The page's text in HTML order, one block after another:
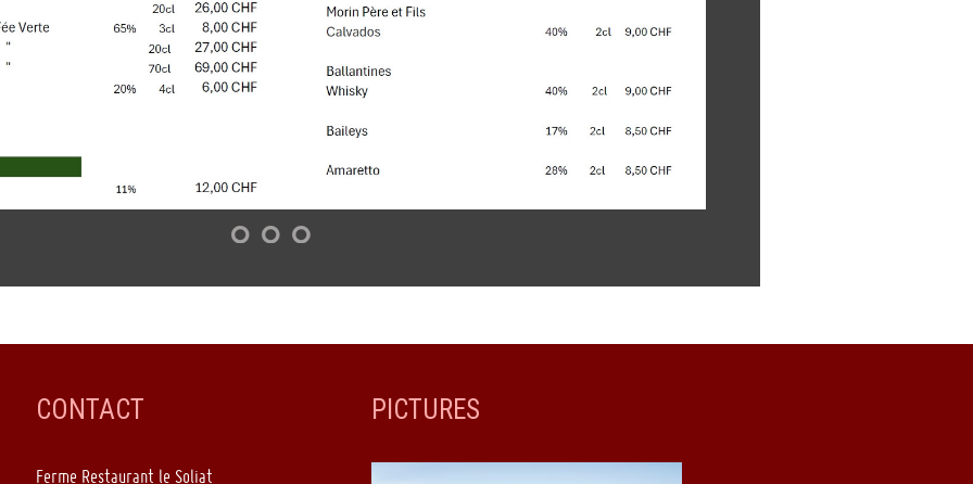
CONTACT
Ferme Restaurant le Soliat
PICTURES